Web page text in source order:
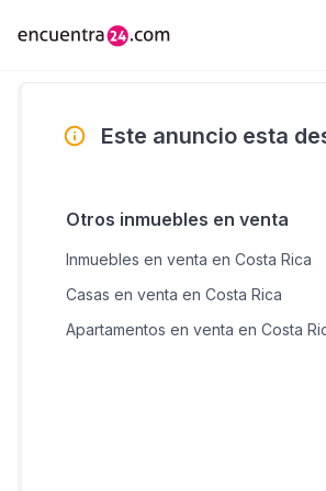
Este anuncio esta
Otros inmuebles en venta
Inmuebles en venta en Costa Rica
Casas en venta en Costa Rica
Apartamentos en venta en Costa